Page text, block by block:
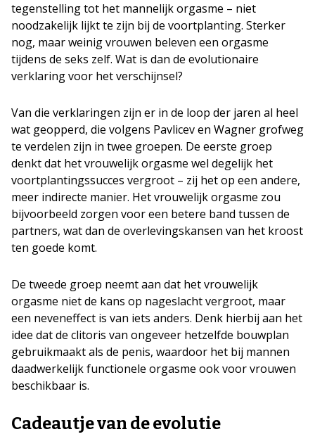
tegenstelling tot het mannelijk orgasme – niet
noodzakelijk lijkt te zijn bij de voortplanting. Sterker
nog, maar weinig vrouwen beleven een orgasme
tijdens de seks zelf. Wat is dan de evolutionaire
verklaring voor het verschijnsel?
Van die verklaringen zijn er in de loop der jaren al heel
wat geopperd, die volgens Pavlicev en Wagner grofweg
te verdelen zijn in twee groepen. De eerste groep
denkt dat het vrouwelijk orgasme wel degelijk het
voortplantingssucces vergroot – zij het op een andere,
meer indirecte manier. Het vrouwelijk orgasme zou
bijvoorbeeld zorgen voor een betere band tussen de
partners, wat dan de overlevingskansen van het kroost
ten goede komt.
De tweede groep neemt aan dat het vrouwelijk
orgasme niet de kans op nageslacht vergroot, maar
een neveneffect is van iets anders. Denk hierbij aan het
idee dat de clitoris van ongeveer hetzelfde bouwplan
gebruikmaakt als de penis, waardoor het bij mannen
daadwerkelijk functionele orgasme ook voor vrouwen
beschikbaar is.
Cadeautje van de evolutie